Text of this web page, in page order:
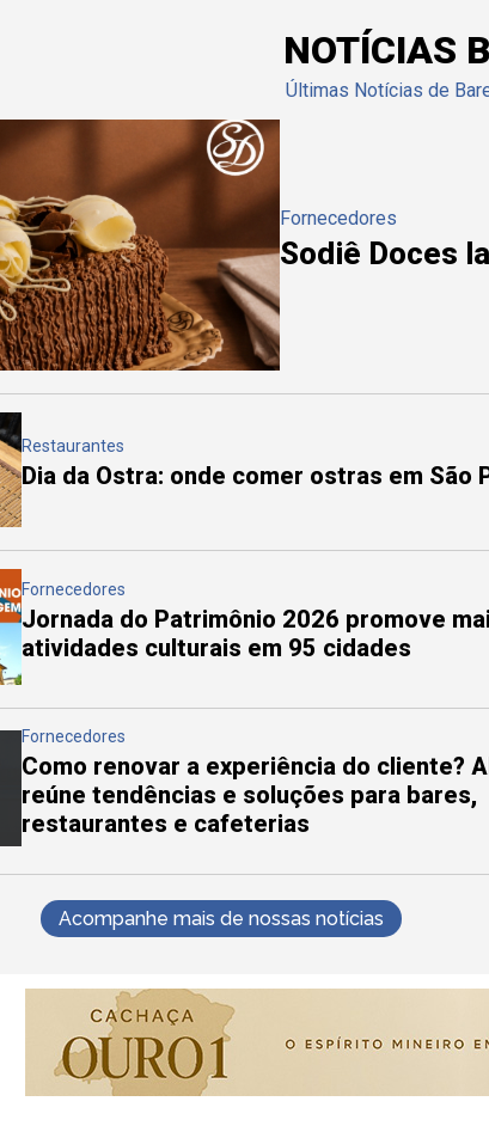
NOTÍCIAS
Últimas Notícias de
Fornecedores
Sodiê Doces
Restaurantes
Dia da Ostra: onde comer ostras em São
Fornecedores
Jornada do Patrimônio 2026 promove
atividades culturais em 95 cidades
Fornecedores
Como renovar a experiência do cliente?
reúne tendências e soluções para bares,
restaurantes e cafeterias
Acompanhe mais de nossas notícias